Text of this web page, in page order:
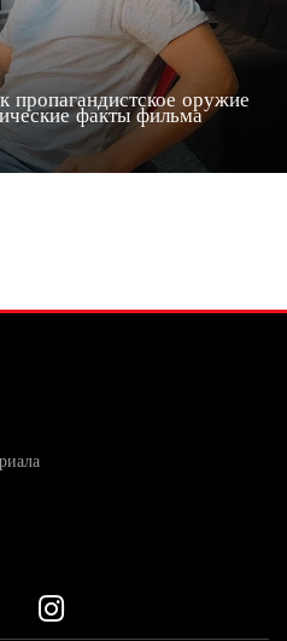
пропагандистское оружие
факты фильма